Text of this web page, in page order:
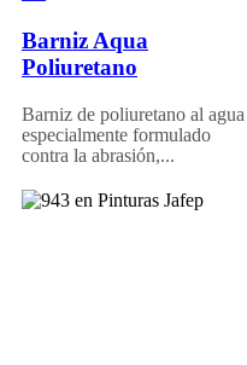
Barniz Aqua
Poliuretano
Barniz de poliuretano al agua
especialmente formulado
contra la abrasión,...